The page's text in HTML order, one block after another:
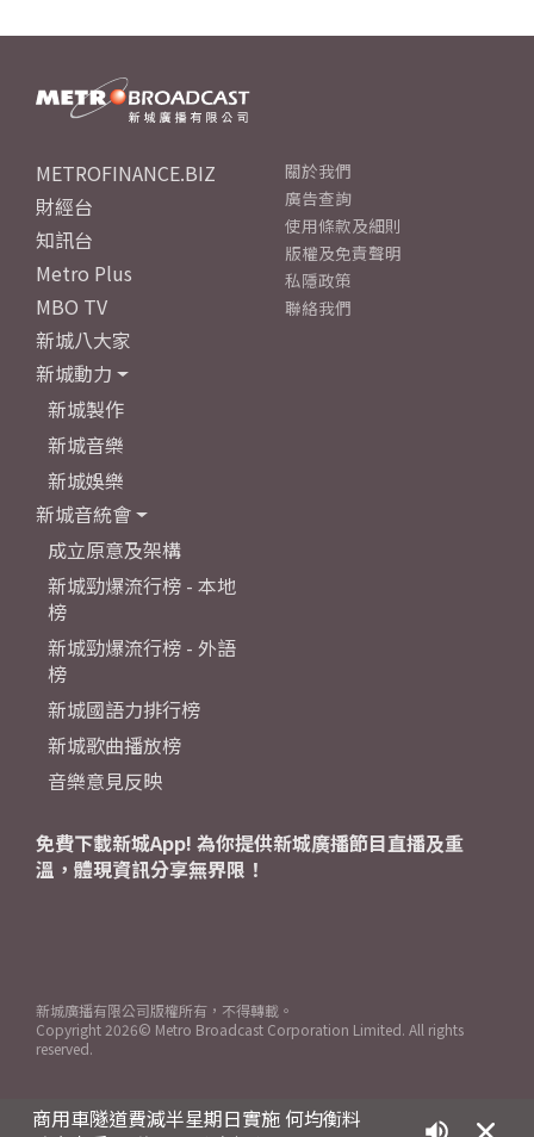
商用車隧道費減半星期日實施 何均衡料
METROFINANCE.BIZ
財經台
知訊台
Metro Plus
MBO TV
新城八大家
新城動力
新城製作
新城音樂
新城娛樂
新城音統會
成立原意及架構
新城勁爆流行榜 - 本地
榜
新城勁爆流行榜 - 外語
榜
新城國語力排行榜
新城歌曲播放榜
音樂意見反映
關於我們
廣告查詢
使用條款及細則
版權及免責聲明
私隱政策
聯絡我們
免費下載新城App! 為你提供新城廣播節目直播及重
溫，體現資訊分享無界限！
新城廣播有限公司版權所有，不得轉載。
Copyright 2026© Metro Broadcast Corporation Limited. All rights
reserved.